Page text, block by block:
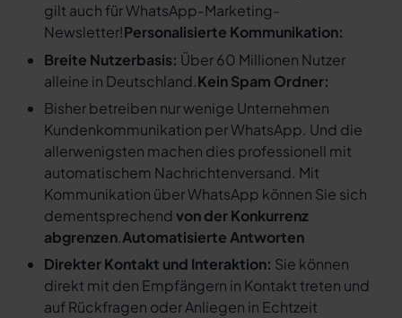
gilt auch für WhatsApp-Marketing-
Newsletter!Personalisierte Kommunikation:
Breite Nutzerbasis: Über 60 Millionen Nutzer
alleine in Deutschland.Kein Spam Ordner:
Bisher betreiben nur wenige Unternehmen
Kundenkommunikation per WhatsApp. Und die
allerwenigsten machen dies professionell mit
automatischem Nachrichtenversand. Mit
Kommunikation über WhatsApp können Sie sich
dementsprechendvon der Konkurrenz
abgrenzen.Automatisierte Antworten
Direkter Kontakt und Interaktion: Sie können
direkt mit den Empfängern in Kontakt treten und
auf Rückfragen oder Anliegen in Echtzeit